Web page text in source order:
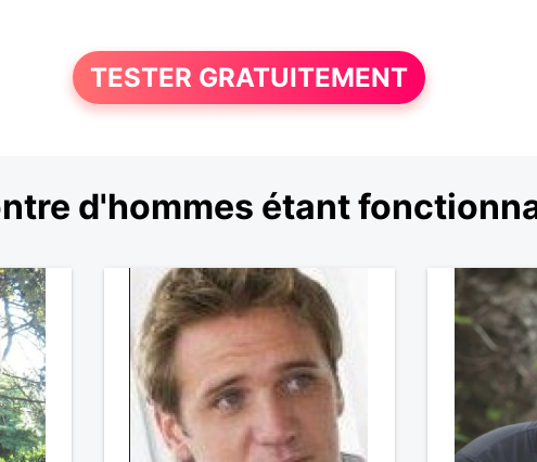
TESTER GRATUITEMENT
d'hommes étant